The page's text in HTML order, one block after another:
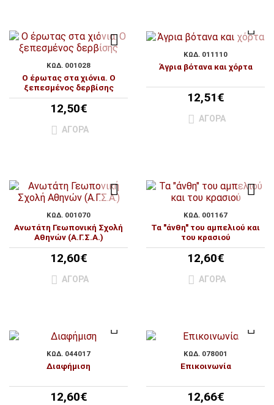
ΚΩΔ. 001028
Ο έρωτας στα χιόνια. Ο
ξεπεσμένος δερβίσης
12,50€
ΑΓΟΡΆ
ΚΩΔ. 011110
Άγρια βότανα και χόρτα
12,51€
ΑΓΟΡΆ
ΚΩΔ. 001070
Ανωτάτη Γεωπονική Σχολή
Αθηνών (Α.Γ.Σ.Α.)
12,60€
ΑΓΟΡΆ
ΚΩΔ. 001167
Τα "άνθη" του αμπελιού και
του κρασιού
12,60€
ΑΓΟΡΆ
ΚΩΔ. 044017
Διαφήμιση
12,60€
ΚΩΔ. 078001
Επικοινωνία
12,66€